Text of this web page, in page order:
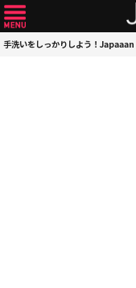
手洗いをしっかりしよう！Japaaan